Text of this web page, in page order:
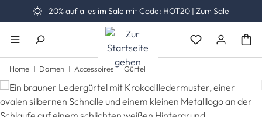
Zum Hauptinhalt springen
20% auf alles im Sale mit Code: HOT20 | Zum Sale
Du hast 0
Home Damen Accessoires Gürtel
Bildergalerie überspringen